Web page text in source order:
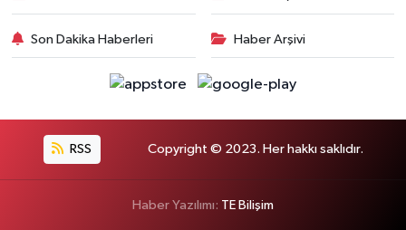
Son Dakika Haberleri Haber Arşivi
RSS Copyright © 2023. Her hakkı saklıdır.
Haber Yazılımı: TE Bilişim